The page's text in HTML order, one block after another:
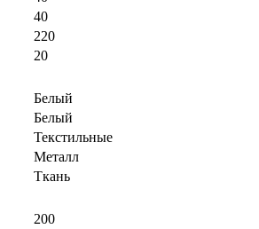
40
220
20
Белый
Белый
Текстильные
Металл
Ткань
200